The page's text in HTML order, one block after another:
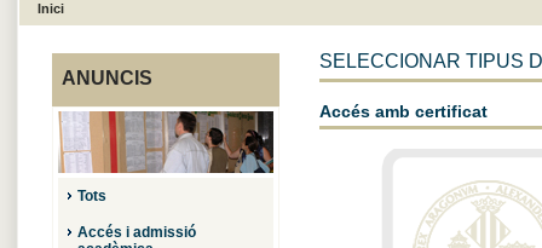
Inici
ANUNCIS
Tots
Accés i admissió
SELECCIONAR TIPUS
Accés amb certificat